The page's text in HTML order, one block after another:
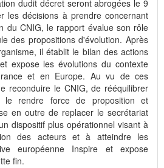
dudit décret seront abrogées le 9
les décisions à prendre concernant
du CNIG, le rapport évalue son rôle
des propositions d'évolution. Après
il établit le bilan des actions
expose les évolutions du contexte
et en Europe. Au vu de ces
reconduire le CNIG, de rééquilibrer
rendre force de proposition et
en outre de replacer le secrétariat
dispositif plus opérationnel visant à
des acteurs et à atteindre les
européenne Inspire et expose
fin.